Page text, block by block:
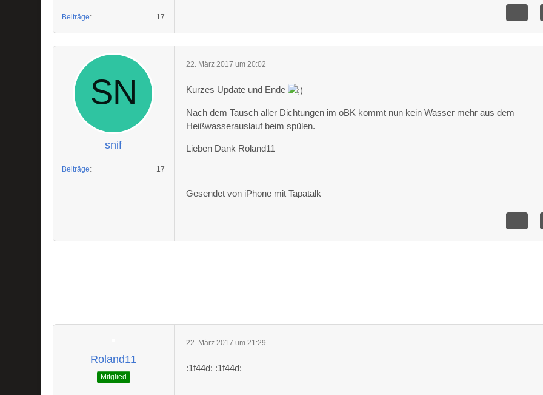
Beiträge 17
snif
Beiträge 17
22. März 2017 um 20:02
Kurzes Update und Ende
Nach dem Tausch aller Dichtungen im oBK kommt nun kein Wasser mehr aus dem
Heißwasserauslauf beim spülen.
Lieben Dank Roland11
Gesendet von iPhone mit Tapatalk
Roland11
Mitglied
22. März 2017 um 21:29
:1f44d: :1f44d: